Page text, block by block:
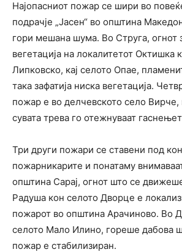
Најопасниот пожар се шири во
подрачје „Јасен“ во општина
гори мешана шума. Во Струга, огнот
вегетација на локалитетот Октишка
Липковско, кај селото Опае,
така зафатија ниска вегетација.
пожар е во делчевското село Вирче,
сувата трева го отежнуваат
Три други пожари се ставени под
пожарникарите и понатаму
општина Сарај, огнот што се
Радуша кон селото Дворце е
пожарот во општина Арачиново. Во
селото Мало Илино, гореше дабова
пожар е стабилизиран.